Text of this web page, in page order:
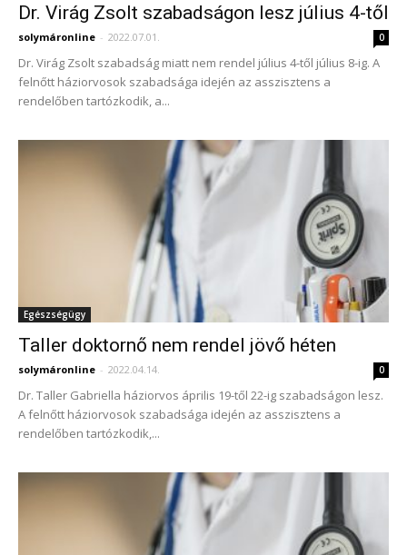
Dr. Virág Zsolt szabadságon lesz július 4-től
solymáronline - 2022.07.01. 0
Dr. Virág Zsolt szabadság miatt nem rendel július 4-től július 8-ig. A
felnőtt háziorvosok szabadsága idején az asszisztens a
rendelőben tartózkodik, a...
Egészségügy
Taller doktornő nem rendel jövő héten
solymáronline - 2022.04.14. 0
Dr. Taller Gabriella háziorvos április 19-től 22-ig szabadságon lesz.
A felnőtt háziorvosok szabadsága idején az asszisztens a
rendelőben tartózkodik,...